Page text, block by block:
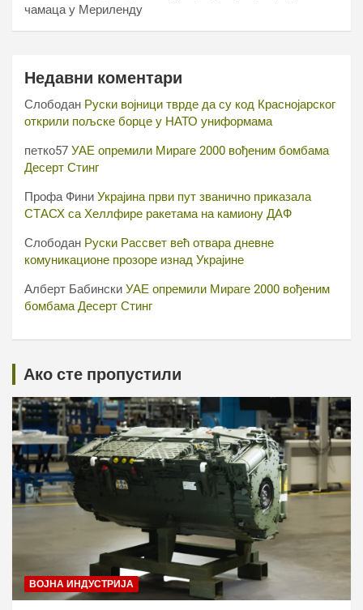
чамаца у Мериленду
Недавни коментари
Слободан Руски војници тврде да су код Краснојарског
открили пољске борце у НАТО униформама
петко57 УАЕ опремили Мираге 2000 вођеним бомбама
Десерт Стинг
Профа Фини Украјина први пут званично приказала
СТАСХ са Хеллфире ракетама на камиону ДАФ
Слободан Руски Рассвет већ отвара дневне
комуникационе прозоре изнад Украјине
Алберт Бабински УАЕ опремили Мираге 2000 вођеним
бомбама Десерт Стинг
Ако сте пропустили
ВОЈНА ИНДУСТРИЈА